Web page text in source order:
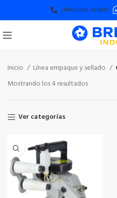
¿Necesitas ayuda?
Inicio Línea empaque y sellado
Mostrando los 4 resultados
Ver categorías